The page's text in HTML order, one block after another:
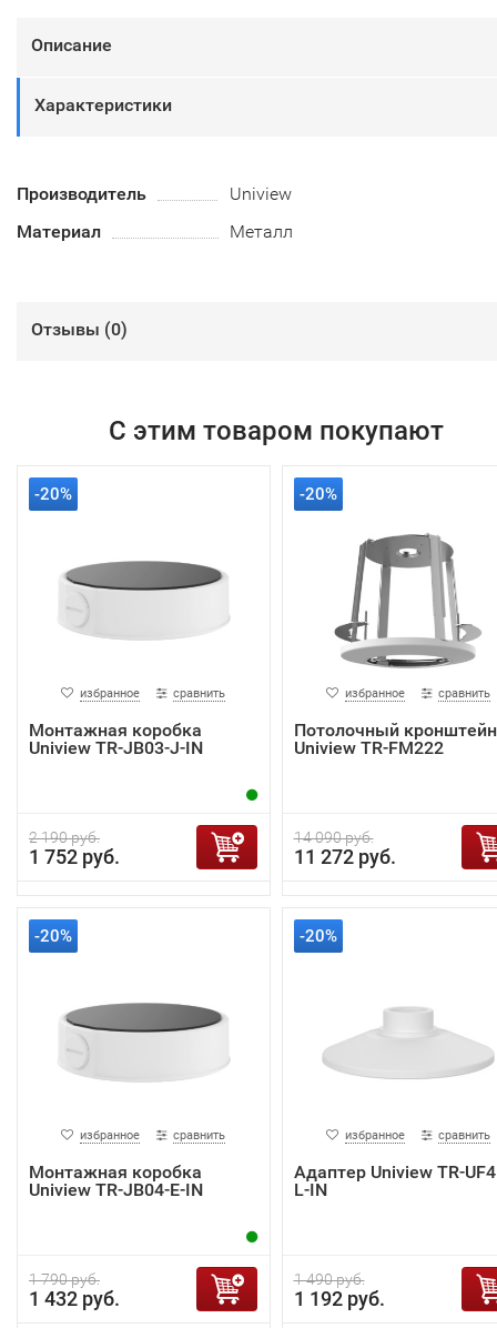
Описание
Характеристики
Производитель
Uniview
Материал
Металл
Отзывы (0)
С этим товаром покупают
-20%
избранное сравнить
Монтажная коробка
Uniview TR-JB03-J-IN
2 190 руб.
1 752 руб.
-20%
избранное сравнить
Потолочный кронштейн
Uniview TR-FM222
14 090 руб.
11 272 руб.
-20%
избранное сравнить
Монтажная коробка
Uniview TR-JB04-E-IN
1 790 руб.
1 432 руб.
-20%
избранное сравнить
Адаптер Uniview TR-
L-IN
1 490 руб.
1 192 руб.